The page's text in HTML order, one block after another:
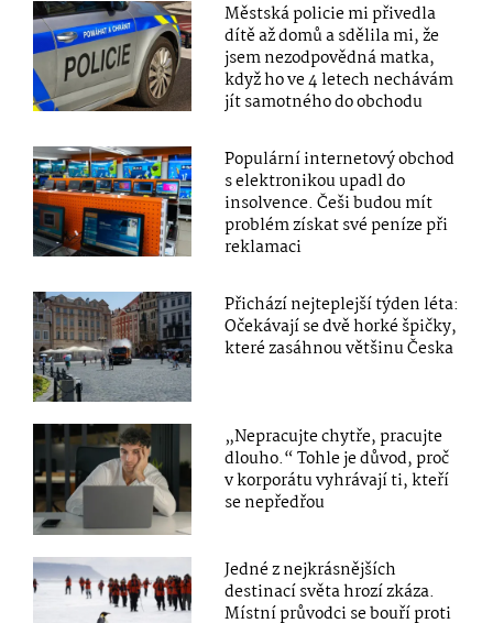
Městská policie mi přivedla
dítě až domů a sdělila mi, že
jsem nezodpovědná matka,
když ho ve 4 letech nechávám
jít samotného do obchodu
Populární internetový obchod
s elektronikou upadl do
insolvence. Češi budou mít
problém získat své peníze při
reklamaci
Přichází nejteplejší týden léta:
Očekávají se dvě horké špičky,
které zasáhnou většinu Česka
„Nepracujte chytře, pracujte
dlouho.“ Tohle je důvod, proč
v korporátu vyhrávají ti, kteří
se nepředřou
Jedné z nejkrásnějších
destinací světa hrozí zkáza.
Místní průvodci se bouří proti